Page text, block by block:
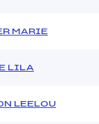
MARIE
LILA
LEELOU